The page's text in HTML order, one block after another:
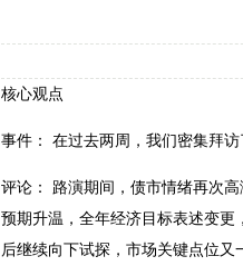
核心观点
事件： 在过去两周，我们密集拜
评论： 路演期间，债市情绪再次
预期升温，全年经济目标表述变更
后继续向下试探，市场关键点位又